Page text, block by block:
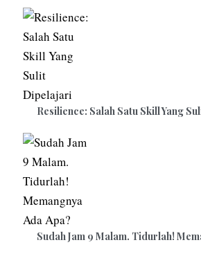
Resilience: Salah Satu Skill Yang
Sudah Jam 9 Malam. Tidurlah!